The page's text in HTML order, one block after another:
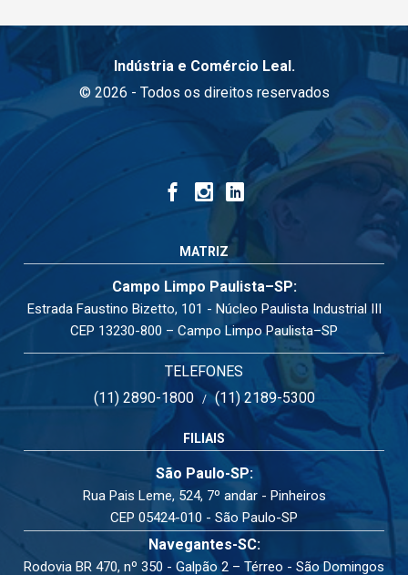
Indústria e Comércio Leal.
© 2026 - Todos os direitos reservados
MATRIZ
Campo Limpo Paulista–SP:
Estrada Faustino Bizetto, 101 - Núcleo Paulista Industrial III
CEP 13230-800 – Campo Limpo Paulista–SP
TELEFONES
(11) 2890-1800/(11) 2189-5300
FILIAIS
São Paulo-SP:
Rua Pais Leme, 524, 7º andar - Pinheiros
CEP 05424-010 - São Paulo-SP
Navegantes-SC:
Rodovia BR 470, nº 350 - Galpão 2 – Térreo - São Domingos